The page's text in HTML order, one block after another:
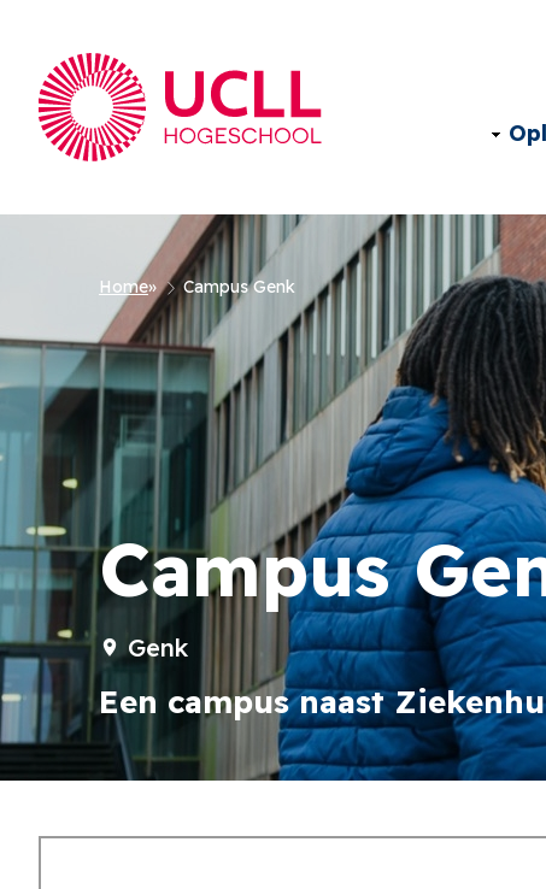
Kruimelpad
Home Campus Genk
Campus
Genk
Een campus naast